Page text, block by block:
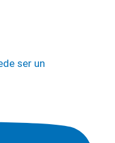
ser un